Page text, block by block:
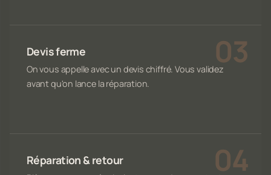
Devis ferme
On vous appelle avec un devis chiffré. Vous validez
avant qu'on lance la réparation.
Réparation & retour